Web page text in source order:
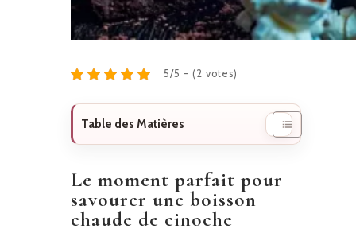
5/5 - (2 votes)
Table des Matières
Le moment parfait pour
savourer une boisson
chaude de cinoche